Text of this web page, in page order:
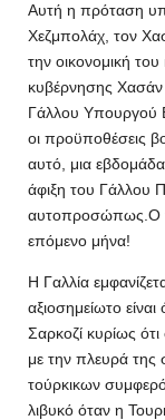
Αυτή η πρόταση
Χεζμπολάχ, τον
την οικονομική
κυβέρνησης Χασάν
Γάλλου Υπουργού
οι προϋποθέσεις
αυτό, μια
άφιξη του Γάλλου
αυτοπροσώπως.Ο
επόμενο μήνα!
H Γαλλία
αξιοσημείωτο
Σαρκοζί κυρίως
με την πλευρά της
τούρκικων
λιβυκό όταν η